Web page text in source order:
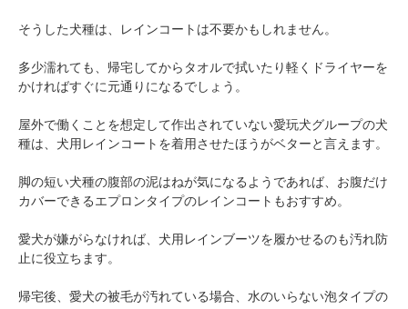
そうした犬種は、レインコートは不要かもしれません。
多少濡れても、帰宅してからタオルで拭いたり軽くドライヤーを
かければすぐに元通りになるでしょう。
屋外で働くことを想定して作出されていない愛玩犬グループの犬
種は、犬用レインコートを着用させたほうがベターと言えます。
脚の短い犬種の腹部の泥はねが気になるようであれば、お腹だけ
カバーできるエプロンタイプのレインコートもおすすめ。
愛犬が嫌がらなければ、犬用レインブーツを履かせるのも汚れ防
止に役立ちます。
帰宅後、愛犬の被毛が汚れている場合、水のいらない泡タイプの